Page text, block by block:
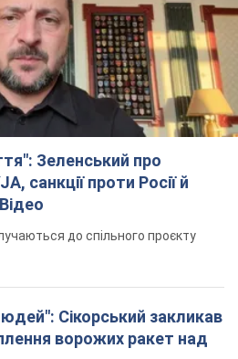
Зеленський про
санкції проти Росії й
до спільного проєкту
Сікорський закликав
ворожих ракет над